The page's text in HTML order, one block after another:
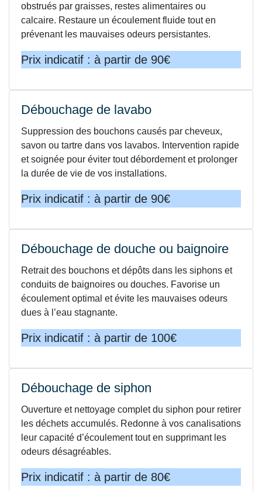
obstrués par graisses, restes alimentaires ou
calcaire. Restaure un écoulement fluide tout en
prévenant les mauvaises odeurs persistantes.
Prix indicatif : à partir de 90€
Débouchage de lavabo
Suppression des bouchons causés par cheveux,
savon ou tartre dans vos lavabos. Intervention rapide
et soignée pour éviter tout débordement et prolonger
la durée de vie de vos installations.
Prix indicatif : à partir de 90€
Débouchage de douche ou baignoire
Retrait des bouchons et dépôts dans les siphons et
conduits de baignoires ou douches. Favorise un
écoulement optimal et évite les mauvaises odeurs
dues à l’eau stagnante.
Prix indicatif : à partir de 100€
Débouchage de siphon
Ouverture et nettoyage complet du siphon pour retirer
les déchets accumulés. Redonne à vos canalisations
leur capacité d’écoulement tout en supprimant les
odeurs désagréables.
Prix indicatif : à partir de 80€